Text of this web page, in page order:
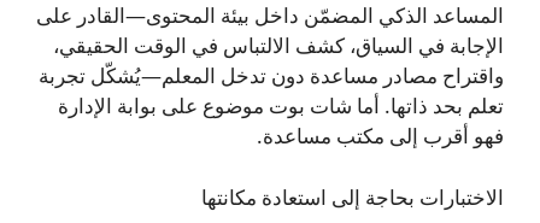
المساعد الذكي المضمّن داخل بيئة المحتوى—القادر على
الإجابة في السياق، كشف الالتباس في الوقت الحقيقي،
واقتراح مصادر مساعدة دون تدخل المعلم—يُشكّل تجربة
تعلم بحد ذاتها. أما شات بوت موضوع على بوابة الإدارة
فهو أقرب إلى مكتب مساعدة.
الاختبارات بحاجة إلى استعادة مكانتها